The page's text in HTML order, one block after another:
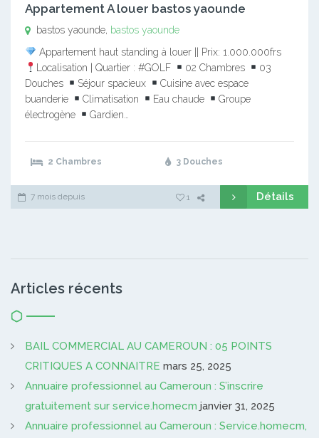
Appartement A louer bastos yaounde
bastos yaounde, bastos yaounde
Appartement haut standing à louer || Prix: 1.000.000frs
Localisation | Quartier : #GOLF
02 Chambres
03
Douches
Séjour spacieux
Cuisine avec espace
buanderie
Climatisation Eau chaude
Groupe
électrogène
Gardien…
2 Chambres 3 Douches
7 mois depuis 1 Détails
Articles récents
BAIL COMMERCIAL AU CAMEROUN : 05 POINTS
CRITIQUES A CONNAITRE mars 25, 2025
Annuaire professionnel au Cameroun : S’inscrire
gratuitement sur service.homecm janvier 31, 2025
Annuaire professionnel au Cameroun : Service.homecm,